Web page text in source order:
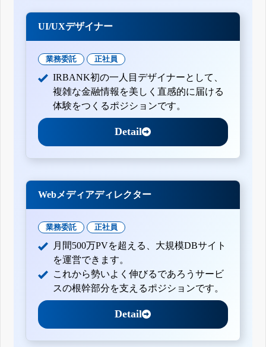
UI/UXデザイナー
業務委託 正社員
IRBANK初の一人目デザイナーとして、
複雑な金融情報を美しく直感的に届ける
体験をつくるポジションです。
Detail
Webメディアディレクター
業務委託 正社員
月間500万PVを超える、大規模DBサイト
を運営できます。
これから勢いよく伸びるであろうサービ
スの根幹部分を支えるポジションです。
Detail